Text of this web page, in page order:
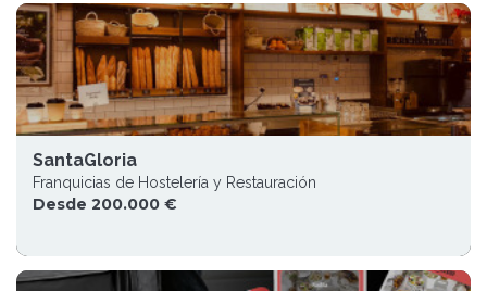
SantaGloria
Franquicias de Hostelería y Restauración
Desde 200.000 €